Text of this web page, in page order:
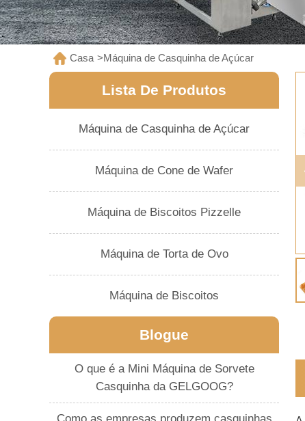
Casa >Máquina de Casquinha de Açúcar
Lista De Produtos
Máquina de Casquinha de Açúcar
Máquina de Cone de Wafer
Máquina de Biscoitos Pizzelle
Máquina de Torta de Ovo
Máquina de Biscoitos
Blogue
O que é a Mini Máquina de Sorvete
Casquinha da GELGOOG?